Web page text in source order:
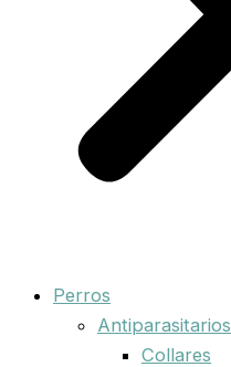
Perros
Antiparasitarios
Collares